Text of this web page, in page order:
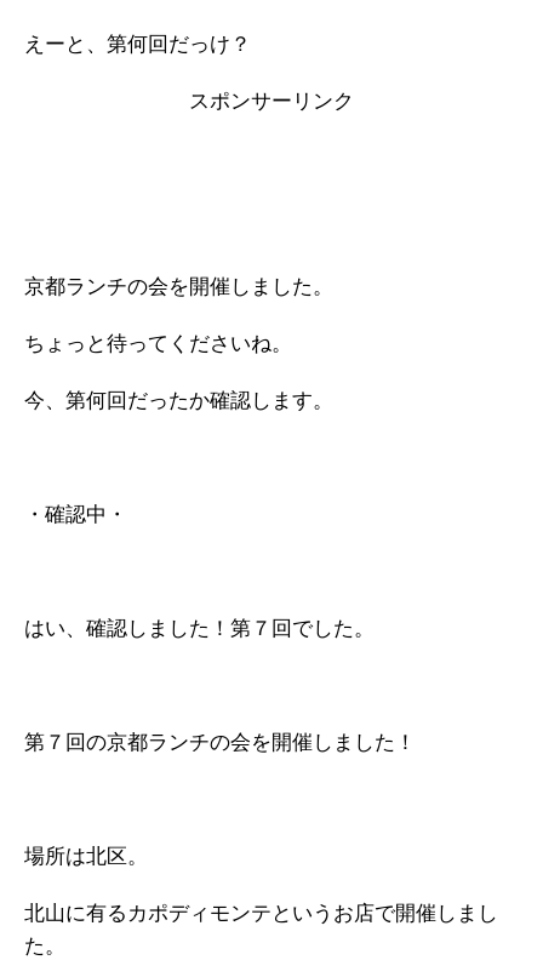
えーと、第何回だっけ？
スポンサーリンク
京都ランチの会を開催しました。
ちょっと待ってくださいね。
今、第何回だったか確認します。
・確認中・
はい、確認しました！第７回でした。
第７回の京都ランチの会を開催しました！
場所は北区。
北山に有るカポディモンテというお店で開催しまし
た。